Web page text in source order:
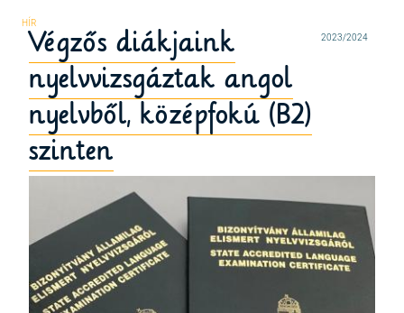
2023/2024
Végzős diákjaink
nyelvvizsgáztak angol
nyelvből, középfokú (B2)
szinten